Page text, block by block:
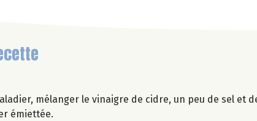
mélanger le vinaigre de cidre, un peu de sel et
émiettée.